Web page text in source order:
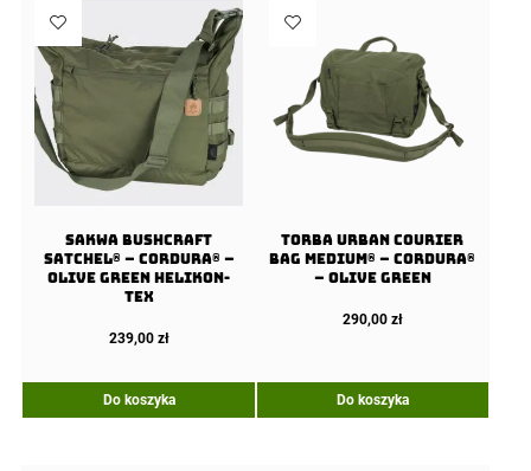
Sakwa BUSHCRAFT
SATCHEL® – Cordura® –
Olive Green Helikon-
tex
239,00 zł
Do koszyka
Torba URBAN COURIER
BAG Medium® – Cordura®
– Olive Green
290,00 zł
Do koszyka